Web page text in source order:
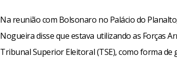
Na reunião com Bolsonaro no Palácio do
Nogueira disse que estava utilizando as Forças
Tribunal Superior Eleitoral (TSE), como forma